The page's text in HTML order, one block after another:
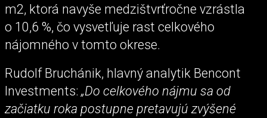
m2, ktorá navyše medzištvrťročne vzrástla
o 10,6 %, čo vysvetľuje rast celkového
nájomného v tomto okrese.
Rudolf Bruchánik, hlavný analytik Bencont
Investments: „Do celkového nájmu sa od
začiatku roka postupne pretavujú zvýšené